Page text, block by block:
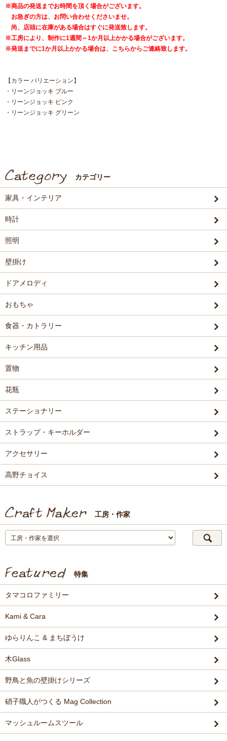
※商品の発送までお時間を頂く場合がございます。
お急ぎの方は、お問い合わせくださいませ。
尚、店頭に在庫がある場合はすぐに発送致します。
※工房により、制作に1週間～1か月以上かかる場合がございます。
※発送までに1か月以上かかる場合は、こちらからご連絡致します。
【カラー バリエーション】
・ リーンジョッキ ブルー
・ リーンジョッキ ピンク
・ リーンジョッキ グリーン
カテゴリー
家具・インテリア
時計
照明
壁掛け
ドアメロディ
おもちゃ
食器・カトラリー
キッチン用品
置物
花瓶
ステーショナリー
ストラップ・キーホルダー
アクセサリー
高野チョイス
工房・作家
特集
タマコロファミリー
Kami & Cara
ゆらりんこ & まちぼうけ
木Glass
野鳥と魚の壁掛けシリーズ
硝子職人がつくる Mag Collection
マッシュルームスツール